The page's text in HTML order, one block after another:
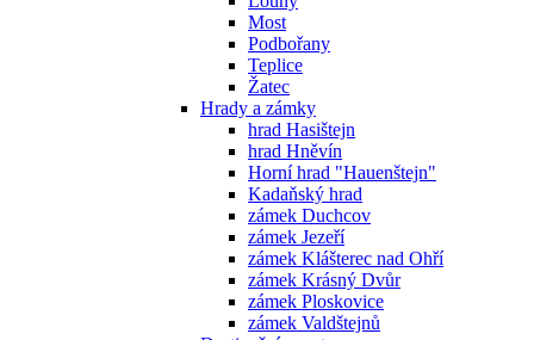
Most
Podbořany
Teplice
Žatec
Hrady a zámky
hrad Hasištejn
hrad Hněvín
Horní hrad "Hauenštejn"
Kadaňský hrad
zámek Duchcov
zámek Jezeří
zámek Klášterec nad Ohří
zámek Krásný Dvůr
zámek Ploskovice
zámek Valdštejnů